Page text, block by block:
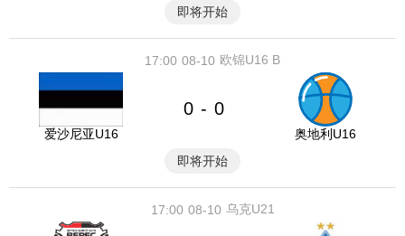
即将开始
08-10
17:00 欧锦U16 B
爱沙尼亚U16
0 - 0
奥地利U16
即将开始
08-10
17:00 乌克U21